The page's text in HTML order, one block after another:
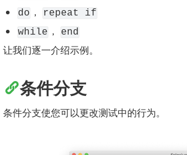
do ，
repeat if
while ， end
让我们逐一介绍示例。
条件分支
条件分支使您可以更改测试中的行为。